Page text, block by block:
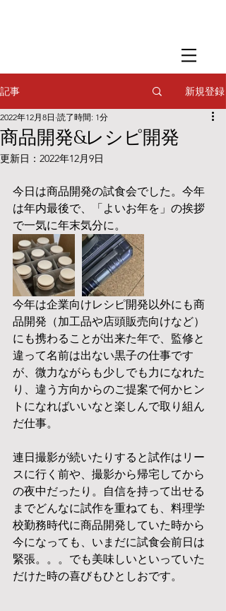
フードスタイリング
記事 新規登録
商品開発&レシピ開発
2022年12月8日 読了時間: 1分
更新日： 2022年12月9日
今日は商品開発の試食会でした。今年
は年内最後で、「よいお年を」の挨拶
で一気に年末気分に。
今年は企業向けレシピ開発以外にも商
品開発（加工品や店頭販売向けなど）
にも携わることが出来た年で、監修と
違って名前は出ない黒子の仕事です
が、微力ながらも少しでも力になれた
り、違う方向からのご提案で何かヒン
トになればいいなと楽しんで取り組ん
だ仕事。
連日撮影が続いたりすると試作はリー
スに行く前や、撮影から帰宅してから
の夜中だったり。自信を持って出せる
までどんなに試作を重ねても、料理学
校勤務時代に商品開発していた時から
今になっても、いまだに試食会前日は
緊張。。。でも美味しいといっていた
だけた時の喜びもひとしおです。